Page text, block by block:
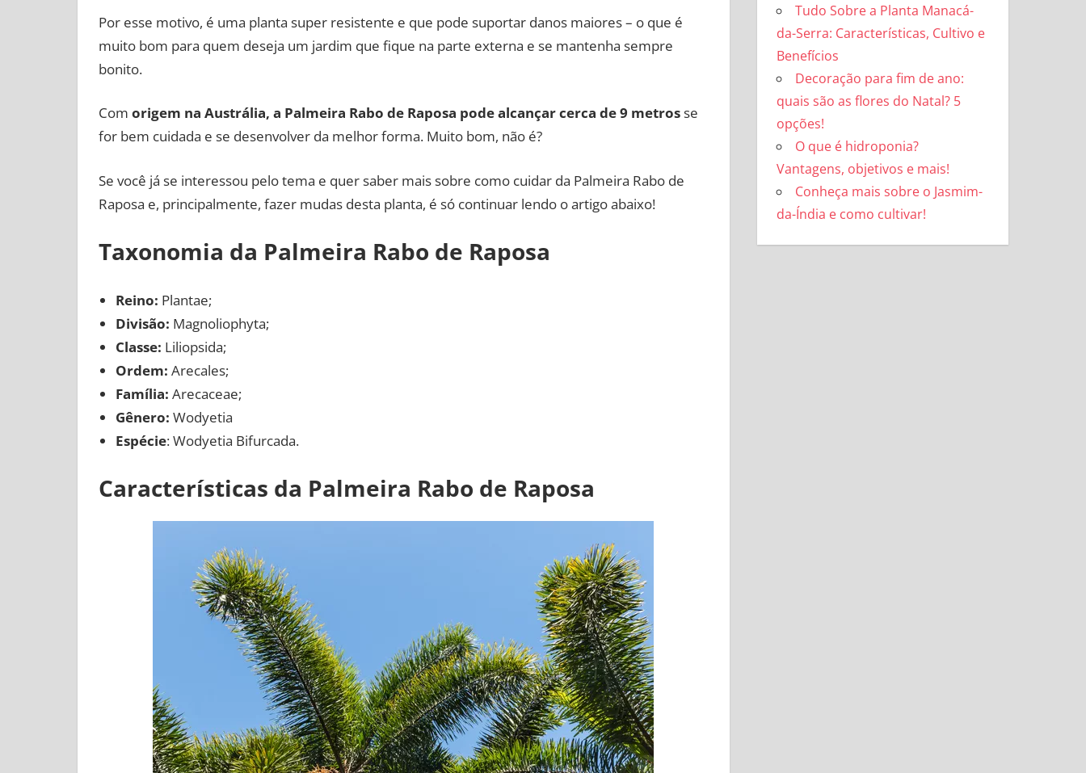
Por esse motivo, é uma planta super resistente e que pode suportar danos maiores – o que é
muito bom para quem deseja um jardim que fique na parte externa e se mantenha sempre
bonito.
Com origem na Austrália, a Palmeira Rabo de Raposa pode alcançar cerca de 9 metrosse
for bem cuidada e se desenvolver da melhor forma. Muito bom, não é?
Se você já se interessou pelo tema e quer saber mais sobre como cuidar da Palmeira Rabo de
Raposa e, principalmente, fazer mudas desta planta, é só continuar lendo o artigo abaixo!
Taxonomia da Palmeira Rabo de Raposa
Reino: Plantae;
Divisão: Magnoliophyta;
Classe: Liliopsida;
Ordem: Arecales;
Família: Arecaceae;
Gênero: Wodyetia
Espécie: Wodyetia Bifurcada.
Características da Palmeira Rabo de Raposa
Tudo Sobre a Planta Manacá-
da-Serra: Características, Cultivo e
Benefícios
Decoração para fim de ano:
quais são as flores do Natal? 5
opções!
O que é hidroponia?
Vantagens, objetivos e mais!
Conheça mais sobre o Jasmim-
da-Índia e como cultivar!